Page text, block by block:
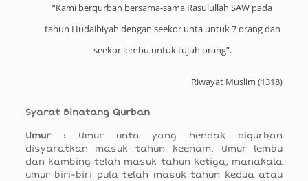
“Kami berqurban bersama-sama Rasulullah SAW pada
tahun Hudaibiyah dengan seekor unta untuk 7 orang dan
seekor lembu untuk tujuh orang”.
Riwayat Muslim (1318)
Syarat Binatang Qurban
Umur: Umur unta yang hendak diqurban
disyaratkan masuk tahun keenam. Umur lembu
dan kambing telah masuk tahun ketiga, manakala
umur biri-biri pula telah masuk tahun kedua atau